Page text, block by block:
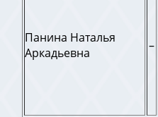
Панина Наталья
Аркадьевна
–